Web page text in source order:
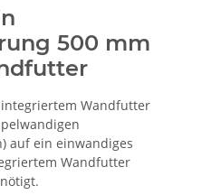
500 mm
Wandfutter
auf ein einwandiges
Wandfutter